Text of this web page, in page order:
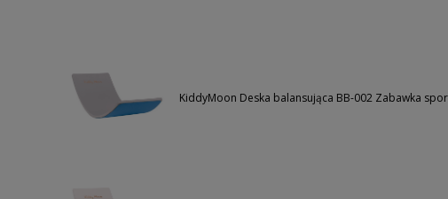
KiddyMoon Deska balansująca BB-002 Zabawka